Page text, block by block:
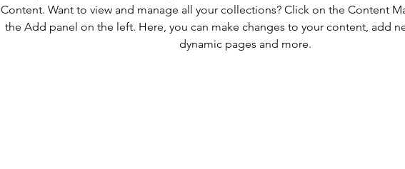
Content. Want to view and manage all your collections? Click on the Content
the Add panel on the left. Here, you can make changes to your content, add
dynamic pages and more.